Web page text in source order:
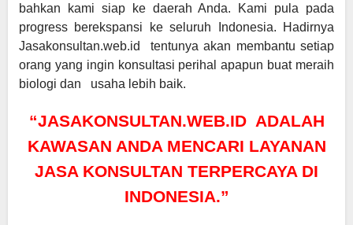
bahkan kami siap ke daerah Anda. Kami pula pada
progress berekspansi ke seluruh Indonesia. Hadirnya
Jasakonsultan.web.id tentunya akan membantu setiap
orang yang ingin konsultasi perihal apapun buat meraih
biologi dan usaha lebih baik.
“JASAKONSULTAN.WEB.ID ADALAH
KAWASAN ANDA MENCARI LAYANAN
JASA KONSULTAN TERPERCAYA DI
INDONESIA.”